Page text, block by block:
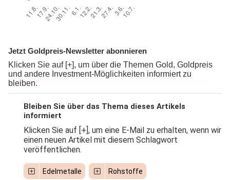
Jetzt Goldpreis-Newsletter abonnieren
Klicken Sie auf [+], um über die Themen Gold, Goldpreis
und andere Investment-Möglichkeiten informiert zu
bleiben.
Bleiben Sie über das Thema dieses Artikels
informiert
Klicken Sie auf [+], um eine E-Mail zu erhalten, wenn wir
einen neuen Artikel mit diesem Schlagwort
veröffentlichen.
Edelmetalle Rohstoffe